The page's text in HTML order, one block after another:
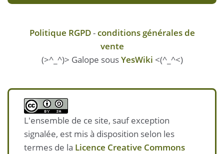
Politique RGPD-conditions générales de
vente
(>^_^)> Galope sousYesWiki <(^_^<)
L'ensemble de ce site, sauf exception
signalée, est mis à disposition selon les
termes de la Licence Creative Commons